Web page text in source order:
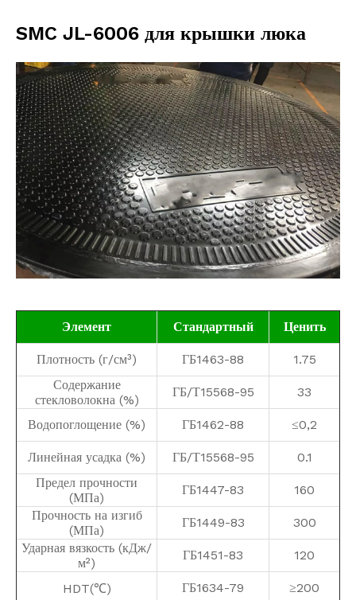
SMC JL-6006 для крышки люка
Элемент Стандартный Ценить
Плотность (г/см³) ГБ1463-88
1.75
Содержание
стекловолокна (%)
ГБ/Т15568-95 33
Водопоглощение (%) ГБ1462-88 ≤0,2
Линейная усадка (%) ГБ/Т15568-95
0.1
Предел прочности
(МПа)
ГБ1447-83
160
Прочность на изгиб
(МПа)
ГБ1449-83
300
Ударная вязкость (кДж/
м²)
ГБ1451-83 120
HDT(℃) ГБ1634-79 ≥200